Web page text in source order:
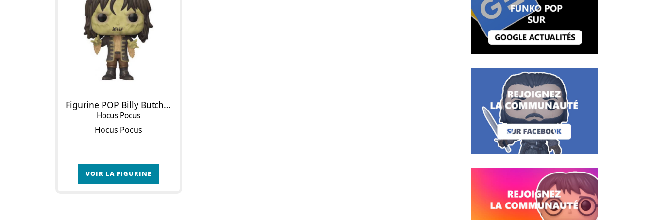
Figurine POP Billy Butcherson
Hocus Pocus
Hocus Pocus
VOIR LA FIGURINE